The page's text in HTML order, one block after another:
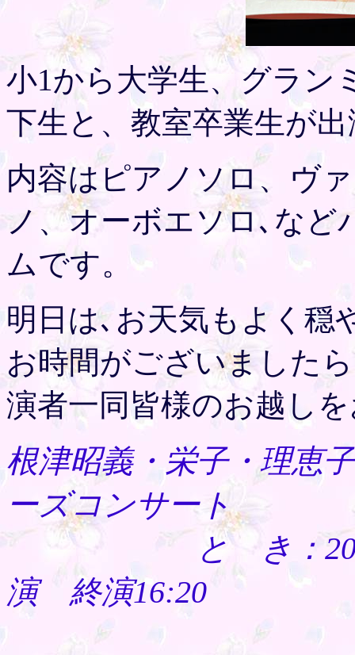
小1から大学生、グラン
下生と、教室卒業生が
内容はピアノソロ、ヴ
ノ、オーボエソロ､な
ムです。
明日は､お天気もよく穏
お時間がございました
演者一同皆様のお越し
根津昭義・栄子・理恵
ーズコンサート
と き：2011年
演 終演16:20
第1部